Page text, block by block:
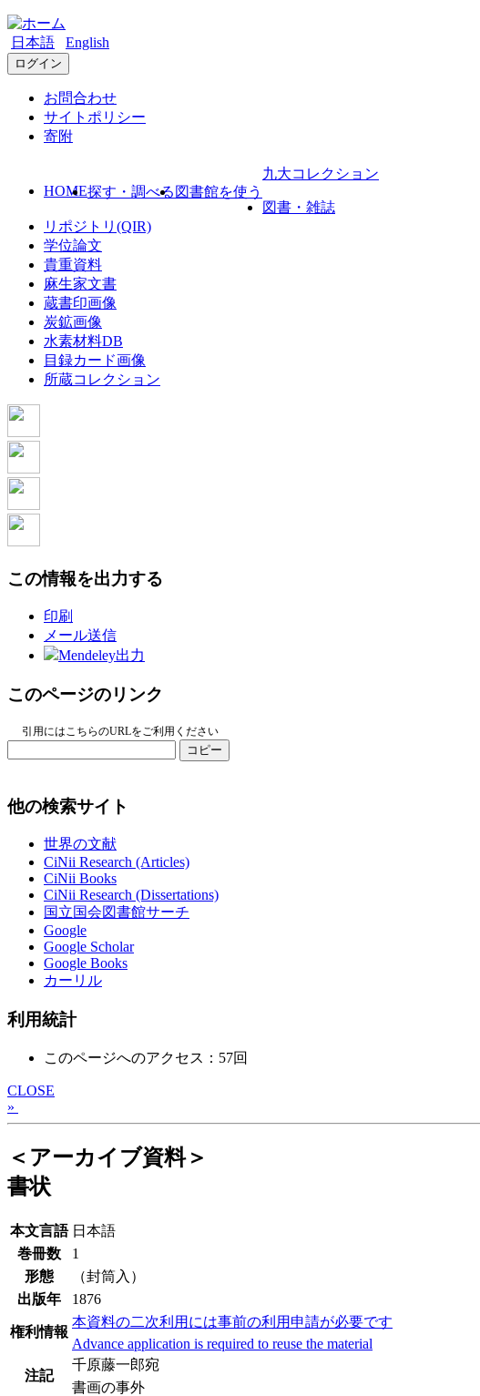
日本語 English
ログイン
お問合わせ
サイトポリシー
寄附
HOME探す・調べる 図書館を使う
九大コレクション
図書・雑誌
リポジトリ(QIR)
学位論文
貴重資料
麻生家文書
蔵書印画像
炭鉱画像
水素材料DB
目録カード画像
所蔵コレクション
この情報を出力する
印刷
メール送信
Mendeley出力
このページのリンク
引用にはこちらのURLをご利用ください
コピー
他の検索サイト
世界の文献
CiNii Research (Articles)
CiNii Books
CiNii Research (Dissertations)
国立国会図書館サーチ
Google
Google Scholar
Google Books
カーリル
利用統計
このページへのアクセス：57回
CLOSE
»
＜アーカイブ資料＞
書状
本文言語 日本語
巻冊数
1
形態
（封筒入）
出版年
1876
権利情報
本資料の二次利用には事前の利用申請が必要です
Advance application is required to reuse the material
注記
千原藤一郎宛
書画の事外